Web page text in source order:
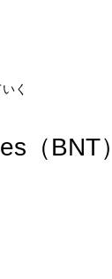
く
（BNT）